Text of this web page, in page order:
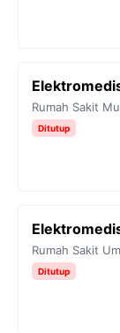
Rumah Sakit
Ditutup
Rumah Sakit
Ditutup